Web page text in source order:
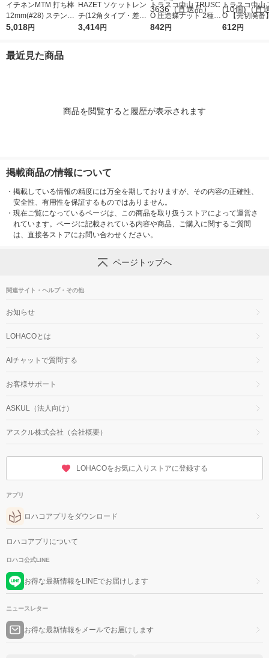
イチネンMTM 打ち棒
12mm(#28) ステンレ
スハトメ用 51591 1個
5,018円
HAZET ソケットレン
チ(12角タイプ・差込
角12.7mm) 対辺寸法2
3,414円
トラスコ中山 TRUSC
O 圧造蝶ナット 2種
ステンレス M4×0.7 1
842円
トラスコ中山
O 【売切廃番
ス蝶ボルト 3
612円
最近見た商品
商品を閲覧すると履歴が表示されます
掲載商品の情報について
・ 掲載している情報の精度には万全を期しておりますが、その内容の正確性、
安全性、有用性を保証するものではありません。
・ 現在ご覧になっているページは、この商品を取り扱うストアによって運営さ
れています。ページに記載されている内容や商品、ご購入に関するご質問
は、直接各ストアにお問い合わせください。
ページトップへ
関連サイト・ヘルプ・その他
お知らせ
LOHACOとは
AIチャットで質問する
お客様サポート
ASKUL（法人向け）
アスクル株式会社（会社概要）
LOHACOをお気に入りストアに登録する
アプリ
ロハコアプリをダウンロード
ロハコアプリについて
ロハコ公式LINE
お得な最新情報をLINEでお届けします
ニュースレター
お得な最新情報をメールでお届けします